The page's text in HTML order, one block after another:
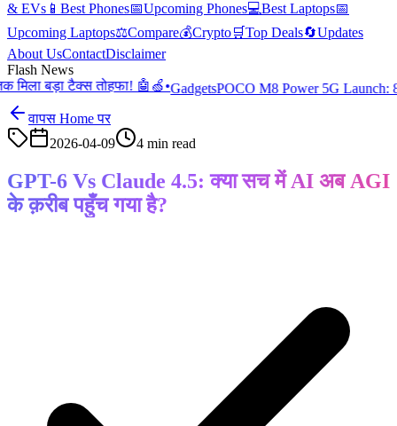
& EVs 📱 Best Phones📅Upcoming Phones💻Best Laptops📅
Upcoming Laptops⚖️Compare💰Crypto🛒Top Deals🔄Updates
About UsContactDisclaimer
Flash News
टैक्स तोहफा! 🤖🍏•GadgetsPOCO M8 Power 5G Launch:
वापस Home पर
2026-04-09
4 min read
GPT-6 Vs Claude 4.5: क्या सच में AI अब AGI
के क़रीब पहुँच गया है?